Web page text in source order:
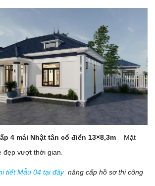
4 mái Nhật tân cổ điển 13×8,3m – Mặt
đẹp vượt thời gian.
tiết Mẫu 04 tại đây nâng cấp hồ sơ thi công